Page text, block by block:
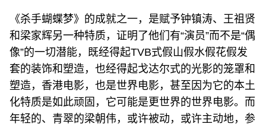
《杀手蝴蝶梦》的成就之一，是赋予钟镇涛、王祖贤
和梁家辉另一种特质，证明了他们有“演员”而不是“偶
像”的一切潜能，既经得起TVB式假山假水假花假发
套的装饰和塑造，也经得起戈达尔式的光影的笼罩和
塑造，香港电影，也是世界电影，甚至因为它的本土
化特质是如此顽固，它可能是更世界的世界电影。而
年轻的、青翠的梁朝伟，或许被动，或许主动地，参